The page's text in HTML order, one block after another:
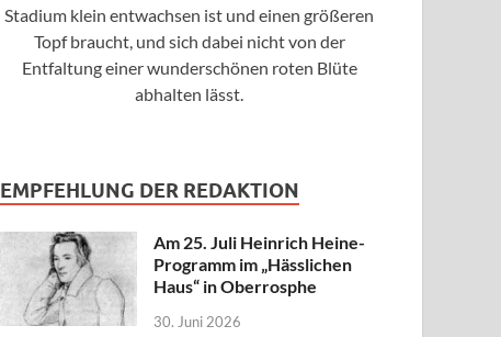
Stadium klein entwachsen ist und einen größeren
Topf braucht, und sich dabei nicht von der
Entfaltung einer wunderschönen roten Blüte
abhalten lässt.
EMPFEHLUNG DER REDAKTION
Am 25. Juli Heinrich Heine-
Programm im „Hässlichen
Haus“ in Oberrosphe
30. Juni 2026